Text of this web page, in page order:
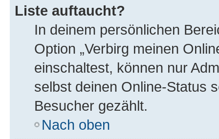
Liste auftaucht?
In deinem persönlichen
Option „Verbirg meinen
einschaltest, können nur
selbst deinen Online-Status
Besucher gezählt.
Nach oben